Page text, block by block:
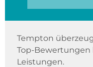
Tempton
Top-Bewertungen
Leistungen.